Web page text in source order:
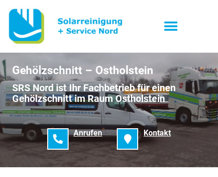
Gehölzschnitt – Ostholstein
SRS Nord ist Ihr Fachbetrieb für einen
Gehölzschnitt im Raum Ostholstein
Anrufen Kontakt